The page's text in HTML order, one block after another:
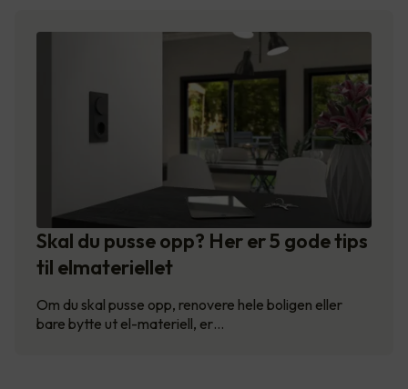
Skal du pusse opp? Her er 5 gode tips
til elmateriellet
Om du skal pusse opp, renovere hele boligen eller
bare bytte ut el-materiell, er…